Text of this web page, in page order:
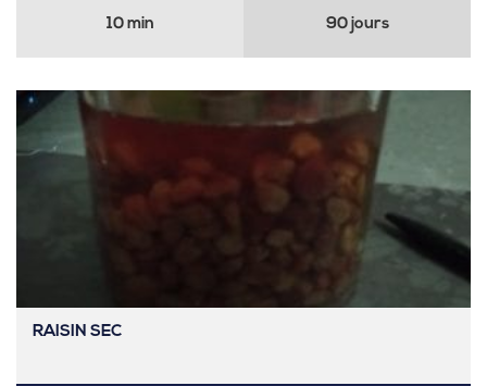
10 min 90 jours
RAISIN SEC